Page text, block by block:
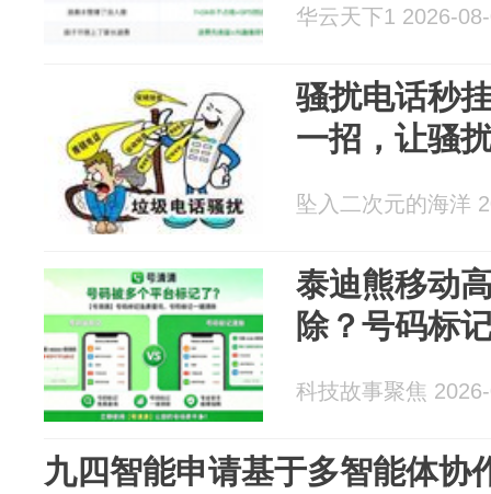
华云天下1 2026-
骚扰电话秒
一招，让骚
坠入二次元的海洋
泰迪熊移动
除？号码标
科技故事聚焦
九四智能申请基于多智能体协